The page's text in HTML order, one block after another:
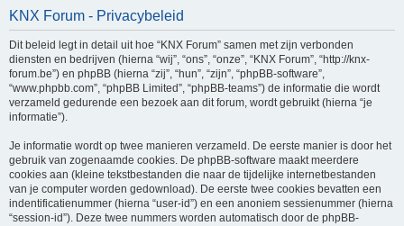
KNX Forum - Privacybeleid
Dit beleid legt in detail uit hoe “KNX Forum” samen met zijn verbonden
diensten en bedrijven (hierna “wij”, “ons”, “onze”, “KNX Forum”, “http://knx-
forum.be”) en phpBB (hierna “zij”, “hun”, “zijn”, “phpBB-software”,
“www.phpbb.com”, “phpBB Limited”, “phpBB-teams”) de informatie die wordt
verzameld gedurende een bezoek aan dit forum, wordt gebruikt (hierna “je
informatie”).
Je informatie wordt op twee manieren verzameld. De eerste manier is door het
gebruik van zogenaamde cookies. De phpBB-software maakt meerdere
cookies aan (kleine tekstbestanden die naar de tijdelijke internetbestanden
van je computer worden gedownload). De eerste twee cookies bevatten een
indentificatienummer (hierna “user-id”) en een anoniem sessienummer (hierna
“session-id”). Deze twee nummers worden automatisch door de phpBB-